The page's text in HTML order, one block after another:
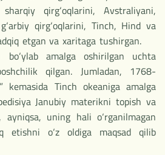
qirg‘oqlarini, Avstraliyani,
qirg‘oqlarini, Tinch, Hind va
etgan va xaritaga tushirgan.
amalga oshirilgan uchta
qilgan. Jumladan, 1768-
kemasida Tinch okeaniga amalga
Janubiy materikni topish va
ayniqsa, uning hali o‘rganilmagan
etishni o‘z oldiga maqsad qilib